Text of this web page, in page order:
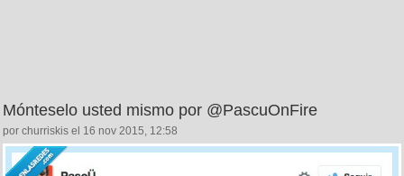
Mónteselo usted mismo por @PascuOnFire
por churriskis el 16 nov 2015, 12:58